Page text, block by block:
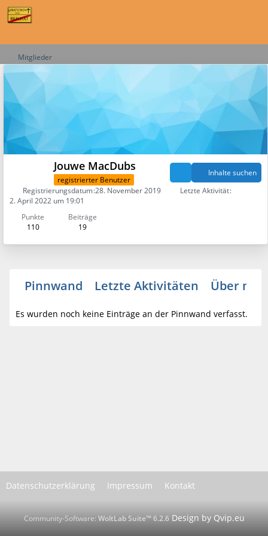
Mitglieder
Jouwe MacDubs
registrierter Benutzer
Punkte
110
Beiträge
19
Inhalte suchen
Registrierungsdatum 28. November 2019
Letzte Aktivität
2. April 2022 um 19:01
Pinnwand Letzte Aktivitäten Über
Es wurden noch keine Einträge an der Pinnwand verfasst.
Datenschutzerklärung Impressum Kontakt
Community-Software: WoltLab Suite™ 6.2.6